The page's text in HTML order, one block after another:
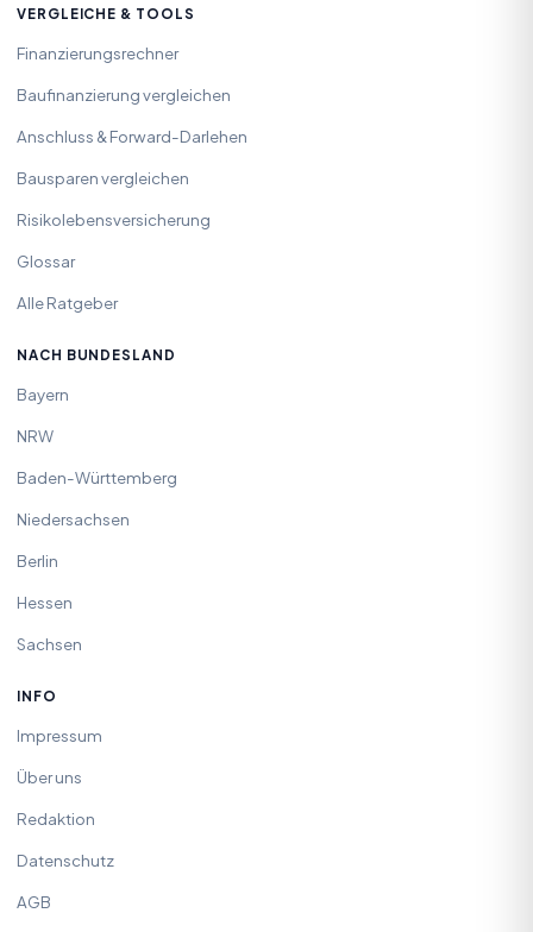
VERGLEICHE & TOOLS
Finanzierungsrechner
Baufinanzierung vergleichen
Anschluss & Forward-Darlehen
Bausparen vergleichen
Risikolebensversicherung
Glossar
Alle Ratgeber
NACH BUNDESLAND
Bayern
NRW
Baden-Württemberg
Niedersachsen
Berlin
Hessen
Sachsen
INFO
Impressum
Über uns
Redaktion
Datenschutz
AGB